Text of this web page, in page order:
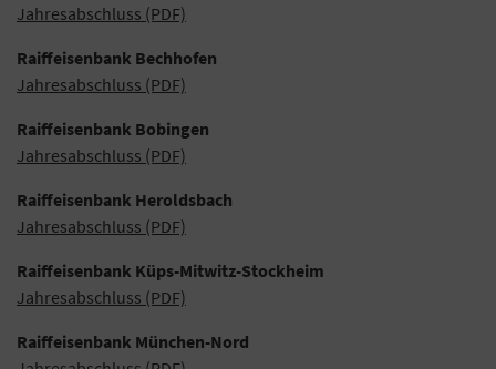
Jahresabschluss (PDF)
Raiffeisenbank Bechhofen
Jahresabschluss (PDF)
Raiffeisenbank Bobingen
Jahresabschluss (PDF)
Raiffeisenbank Heroldsbach
Jahresabschluss (PDF)
Raiffeisenbank Küps-Mitwitz-Stockheim
Jahresabschluss (PDF)
Raiffeisenbank München-Nord